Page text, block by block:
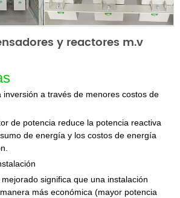
y reactores m.v
inversión a través de menores costos de
de potencia reduce la potencia reactiva
de energía y los costos de energía
significa que una instalación
más económica (mayor potencia